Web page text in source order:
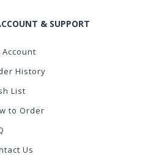
& SUPPORT
Account
History
List
to Order
Us